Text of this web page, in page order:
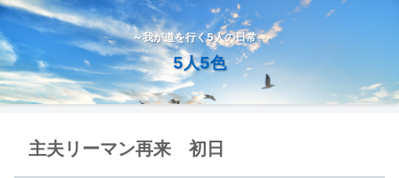
～我が道を行く5人の日常～
5人5色
主夫リーマン再来 初日